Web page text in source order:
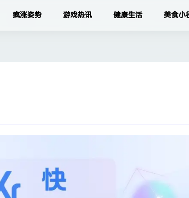
疯涨姿势 游戏热讯 健康生活 美食小